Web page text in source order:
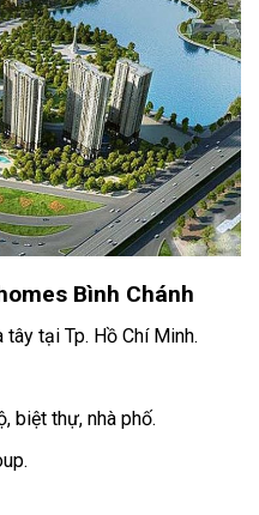
Bình Chánh
tây tại Tp. Hồ Chí Minh.
biệt thự, nhà phố.